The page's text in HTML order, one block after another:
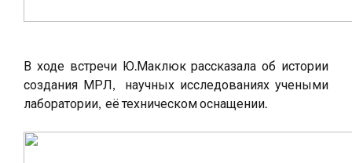
В ходе встречи Ю.Маклюк рассказала об истории
создания МРЛ, научных исследованиях учеными
лаборатории, её техническом оснащении.